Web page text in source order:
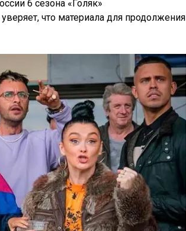
6 сезона «Голяк»
что материала для продолжения